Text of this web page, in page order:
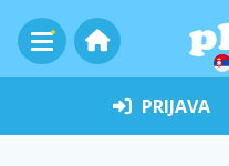
PRIJAVA